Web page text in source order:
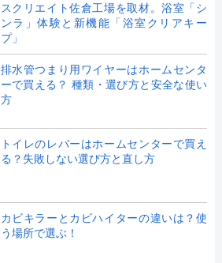
スクリエイト佐倉工場を取材。浴室「シ
ンラ」体験と新機能「浴室クリアキー
プ」
排水管つまり用ワイヤーはホームセンタ
ーで買える？ 種類・選び方と安全な使い
方
トイレのレバーはホームセンターで買え
る？失敗しない選び方と直し方
カビキラーとカビハイターの違いは？使
う場所で選ぶ！